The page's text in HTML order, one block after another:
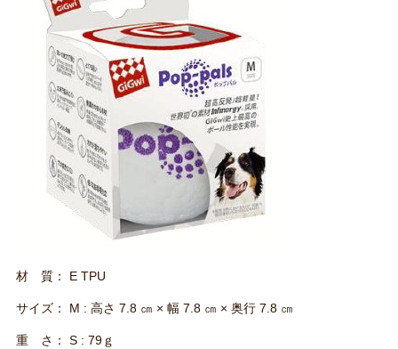
材 質： E TPU
サイズ： M : 高さ 7.8 ㎝ × 幅 7.8 ㎝ × 奥行 7.8 ㎝
重 さ： S : 79ｇ